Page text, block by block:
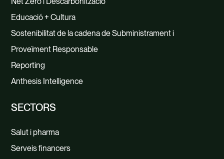
Educació + Cultura
Sostenibilitat de la cadena de Subministrament i
Proveïment Responsable
Reporting
Anthesis Intelligence
SECTORS
Salut i pharma
Serveis financers